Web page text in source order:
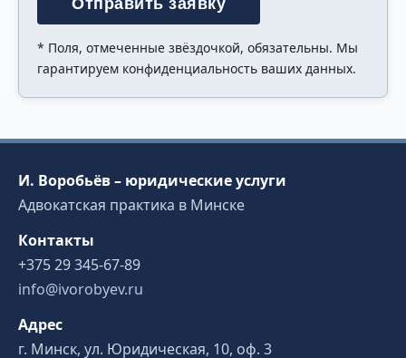
Отправить заявку
* Поля, отмеченные звёздочкой, обязательны. Мы
гарантируем конфиденциальность ваших данных.
И. Воробьёв – юридические услуги
Адвокатская практика в Минске
Контакты
+375 29 345-67-89
info@ivorobyev.ru
Адрес
г. Минск, ул. Юридическая, 10, оф. 3